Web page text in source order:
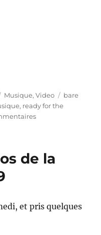
Catégories
Musique,Video Étiquettes
bare
, ready for the
sur
son
de la
et pris quelques